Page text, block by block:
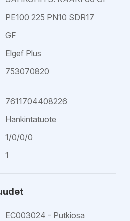
PE100 225 PN10 SDR17
GF
Elgef Plus
753070820
7611704408226
Hankintatuote
1/0/0/0
1
EC003024 - Putkiosa